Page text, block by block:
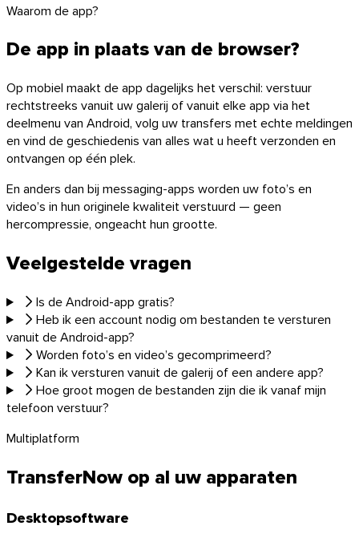
Outlook
Thunderbird
Waarom de app?
De app in plaats van de browser?
Op mobiel maakt de app dagelijks het verschil: verstuur
rechtstreeks vanuit uw galerij of vanuit elke app via het
deelmenu van Android, volg uw transfers met echte meldingen
en vind de geschiedenis van alles wat u heeft verzonden en
ontvangen op één plek.
En anders dan bij messaging-apps worden uw foto’s en
video’s in hun originele kwaliteit verstuurd — geen
hercompressie, ongeacht hun grootte.
Veelgestelde vragen
Is de Android-app gratis?
Heb ik een account nodig om bestanden te versturen
vanuit de Android-app?
Worden foto’s en video’s gecomprimeerd?
Kan ik versturen vanuit de galerij of een andere app?
Hoe groot mogen de bestanden zijn die ik vanaf mijn
telefoon verstuur?
Multiplatform
TransferNow op al uw apparaten
Desktopsoftware